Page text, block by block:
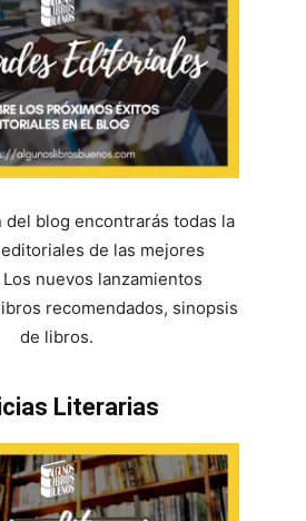
del blog encontrarás todas la
de las mejores
nuevos lanzamientos
recomendados, sinopsis
de libros.
Literarias